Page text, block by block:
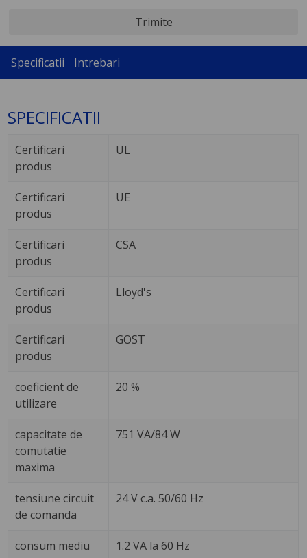
Trimite
Specificatii Intrebari
SPECIFICATII
Certificari
produs
UL
Certificari
produs
UE
Certificari
produs
CSA
Certificari
produs
Lloyd's
Certificari
produs
GOST
coeficient de
utilizare
20 %
capacitate de
comutatie
maxima
751 VA/84 W
tensiune circuit
de comanda
24 V c.a. 50/60 Hz
consum mediu 1.2 VA la 60 Hz